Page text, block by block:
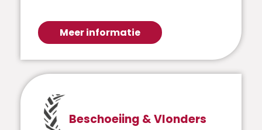
Meer informatie
Beschoeiing & Vlonders